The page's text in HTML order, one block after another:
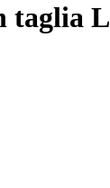
taglia L